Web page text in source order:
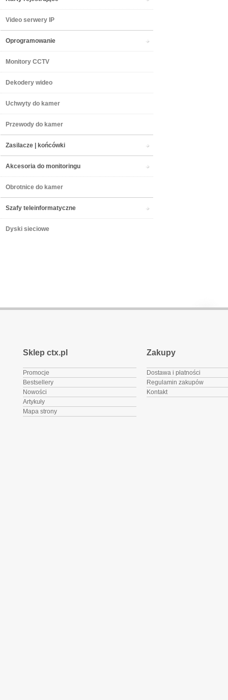
Video serwery IP
Oprogramowanie
Monitory CCTV
Dekodery wideo
Uchwyty do kamer
Przewody do kamer
Zasilacze | końcówki
Akcesoria do monitoringu
Obrotnice do kamer
Szafy teleinformatyczne
Dyski sieciowe
Sklep ctx.pl
Promocje
Bestsellery
Nowości
Artykuły
Mapa strony
Zakupy
Dostawa i płatności
Regulamin zakupów
Kontakt